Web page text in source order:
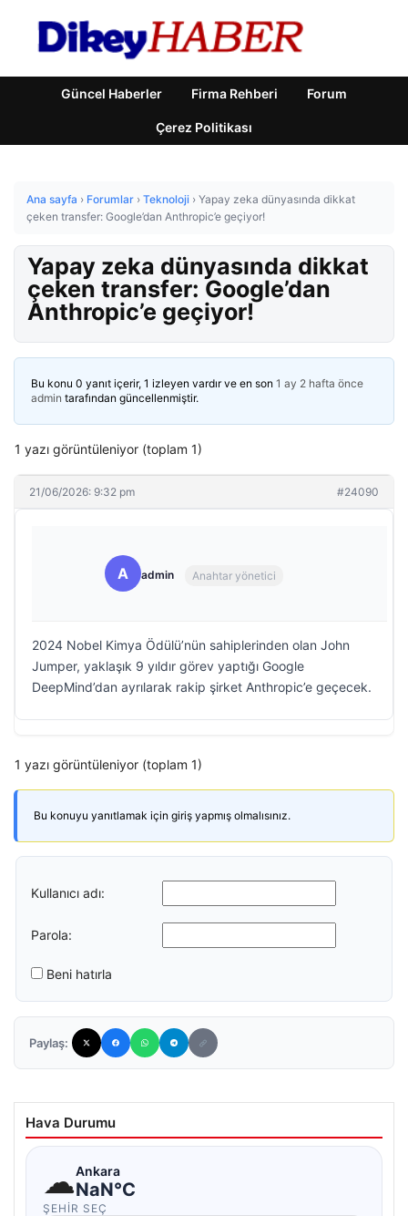
Güncel Haberler Firma Rehberi Forum
Çerez Politikası
Ana sayfa › Forumlar › Teknoloji › Yapay zeka dünyasında dikkat
çeken transfer: Google’dan Anthropic’e geçiyor!
Yapay zeka dünyasında dikkat
çeken transfer: Google’dan
Anthropic’e geçiyor!
Bu konu 0 yanıt içerir, 1 izleyen vardır ve en son 1 ay 2 hafta önce
admin tarafından güncellenmiştir.
1 yazı görüntüleniyor (toplam 1)
21/06/2026: 9:32 pm #24090
A admin Anahtar yönetici
2024 Nobel Kimya Ödülü’nün sahiplerinden olan John
Jumper, yaklaşık 9 yıldır görev yaptığı Google
DeepMind’dan ayrılarak rakip şirket Anthropic’e geçecek.
1 yazı görüntüleniyor (toplam 1)
Bu konuyu yanıtlamak için giriş yapmış olmalısınız.
Kullanıcı adı:
Parola:
Beni hatırla
Paylaş:
Hava Durumu
☁Ankara
NaN°C
ŞEHIR SEÇ